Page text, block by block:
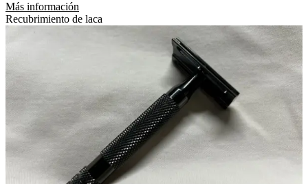
Más información
Recubrimiento de laca